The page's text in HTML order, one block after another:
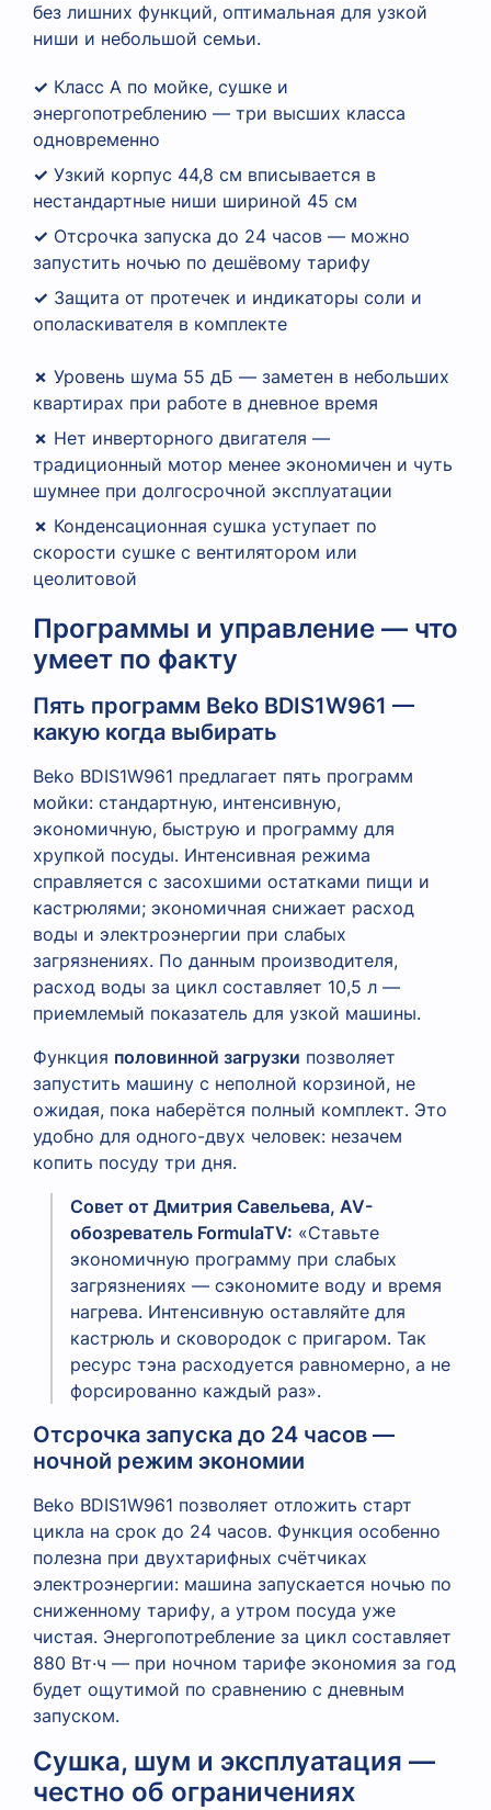
без лишних функций, оптимальная для узкой
ниши и небольшой семьи.
✓ Класс А по мойке, сушке и
энергопотреблению — три высших класса
одновременно
✓ Узкий корпус 44,8 см вписывается в
нестандартные ниши шириной 45 см
✓ Отсрочка запуска до 24 часов — можно
запустить ночью по дешёвому тарифу
✓ Защита от протечек и индикаторы соли и
ополаскивателя в комплекте
✗ Уровень шума 55 дБ — заметен в небольших
квартирах при работе в дневное время
✗ Нет инверторного двигателя —
традиционный мотор менее экономичен и чуть
шумнее при долгосрочной эксплуатации
✗ Конденсационная сушка уступает по
скорости сушке с вентилятором или
цеолитовой
Программы и управление — что
умеет по факту
Пять программ Beko BDIS1W961 —
какую когда выбирать
Beko BDIS1W961 предлагает пять программ
мойки: стандартную, интенсивную,
экономичную, быструю и программу для
хрупкой посуды. Интенсивная режима
справляется с засохшими остатками пищи и
кастрюлями; экономичная снижает расход
воды и электроэнергии при слабых
загрязнениях. По данным производителя,
расход воды за цикл составляет 10,5 л —
приемлемый показатель для узкой машины.
Функция половинной загрузки позволяет
запустить машину с неполной корзиной, не
ожидая, пока наберётся полный комплект. Это
удобно для одного-двух человек: незачем
копить посуду три дня.
Совет от Дмитрия Савельева, AV-
обозреватель FormulaTV: «Ставьте
экономичную программу при слабых
загрязнениях — сэкономите воду и время
нагрева. Интенсивную оставляйте для
кастрюль и сковородок с пригаром. Так
ресурс тэна расходуется равномерно, а не
форсированно каждый раз».
Отсрочка запуска до 24 часов —
ночной режим экономии
Beko BDIS1W961 позволяет отложить старт
цикла на срок до 24 часов. Функция особенно
полезна при двухтарифных счётчиках
электроэнергии: машина запускается ночью по
сниженному тарифу, а утром посуда уже
чистая. Энергопотребление за цикл составляет
880 Вт·ч — при ночном тарифе экономия за год
будет ощутимой по сравнению с дневным
запуском.
Сушка, шум и эксплуатация —
честно об ограничениях